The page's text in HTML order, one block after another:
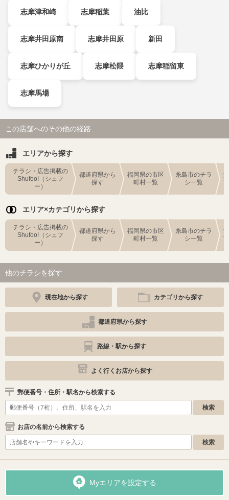
志摩津和崎 志摩稲葉 油比
志摩井田原南 志摩井田原 新田
志摩ひかりが丘 志摩松隈 志摩稲留東
志摩馬場
この店舗へのその他の経路
エリアから探す
チラシ・広告掲載の
Shufoo!（シュフ
ー）
都道府県から
探す
福岡県の市区
町村一覧
糸島市のチラ
シ一覧
エリア×カテゴリから探す
チラシ・広告掲載の
Shufoo!（シュフ
ー）
都道府県から
探す
福岡県の市区
町村一覧
糸島市のチラ
シ一覧
他のチラシを探す
現在地から探す カテゴリから探す
都道府県から探す
路線・駅から探す
よく行くお店から探す
郵便番号・住所・駅名から検索する
お店の名前から検索する
Myエリアを設定する